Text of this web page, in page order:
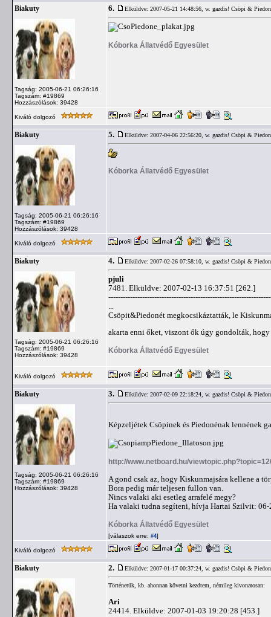
Biakuty
Tagság: 2005-06-21 06:26:16
Tagszám: #19869
Hozzászólások: 39428
6. Elküldve: 2007-05-21 14:48:56, w. gazdis! Csöpi &
Kóborka Állatvédő Egyesület
Kiváló dolgozó
Biakuty
Tagság: 2005-06-21 06:26:16
Tagszám: #19869
Hozzászólások: 39428
5. Elküldve: 2007-04-06 22:56:20, w. gazdis! Csöpi &
Kóborka Állatvédő Egyesület
Kiváló dolgozó
Biakuty
Tagság: 2005-06-21 06:26:16
Tagszám: #19869
Hozzászólások: 39428
4. Elküldve: 2007-02-26 07:58:10, w. gazdis! Csöpi &
pjuli
7481. Elküldve: 2007-02-13 16:37:51 [262.]
Csöpit&Piedonét megkocsikáztatták, le
akarta enni őket, viszont ők úgy gondolták,
Kóborka Állatvédő Egyesület
Kiváló dolgozó
Biakuty
Tagság: 2005-06-21 06:26:16
Tagszám: #19869
Hozzászólások: 39428
3. Elküldve: 2007-02-09 22:18:24, w. gazdis! Csöpi &
Képzeljétek Csöpinek és Piedonénak lennének
http://www.netboard.hu/
A gond csak az, hogy Kiskunmajsára kellene a
Bora pedig már teljesen fullon van.
Nincs valaki aki esetleg arrafelé megy?
Ha valaki tudna segíteni, hívja Hartai Szilvit:
Kóborka Állatvédő Egyesület
[válaszok erre: #4]
Kiváló dolgozó
Biakuty 2. Elküldve: 2007-01-17 00:37:24, w. gazdis! Csöpi &
Történetük, kb. ahonnan követni kezdtem, némileg kivonatosan:
Ari
24414. Elküldve: 2007-01-03 19:20:28 [453.]